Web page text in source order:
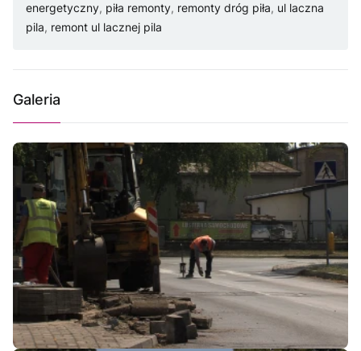
energetyczny, piła remonty, remonty dróg piła, ul laczna
pila, remont ul lacznej pila
Galeria